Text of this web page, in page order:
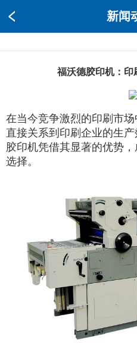
新闻
福沃德胶印机：印
在当今竞争激烈的印刷市
直接关系到印刷企业的生
胶印机凭借其显著的优势
选择。